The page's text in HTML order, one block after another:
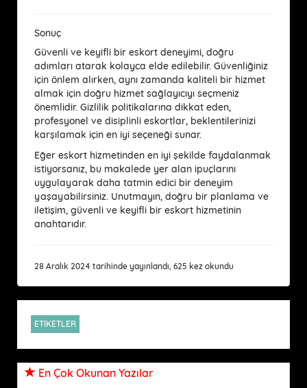
Sonuç
Güvenli ve keyifli bir eskort deneyimi, doğru
adımları atarak kolayca elde edilebilir. Güvenliğiniz
için önlem alırken, aynı zamanda kaliteli bir hizmet
almak için doğru hizmet sağlayıcıyı seçmeniz
önemlidir. Gizlilik politikalarına dikkat eden,
profesyonel ve disiplinli eskortlar, beklentilerinizi
karşılamak için en iyi seçeneği sunar.
Eğer eskort hizmetinden en iyi şekilde faydalanmak
istiyorsanız, bu makalede yer alan ipuçlarını
uygulayarak daha tatmin edici bir deneyim
yaşayabilirsiniz. Unutmayın, doğru bir planlama ve
iletişim, güvenli ve keyifli bir eskort hizmetinin
anahtarıdır.
28 Aralık 2024 tarihinde yayınlandı, 625 kez okundu
ETİKETLER
En Çok Okunan Yazılar